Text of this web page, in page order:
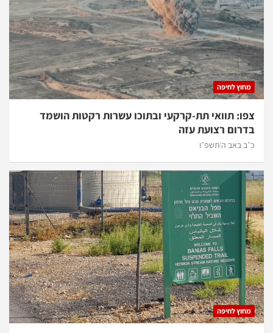
מחוץ לחיפה
צפו: תוואי תת-קרקעי ובתוכו עשרות רקטות הושמד
בדרום רצועת עזה
כ״ב באב ה׳תשפ״ו
מחוץ לחיפה